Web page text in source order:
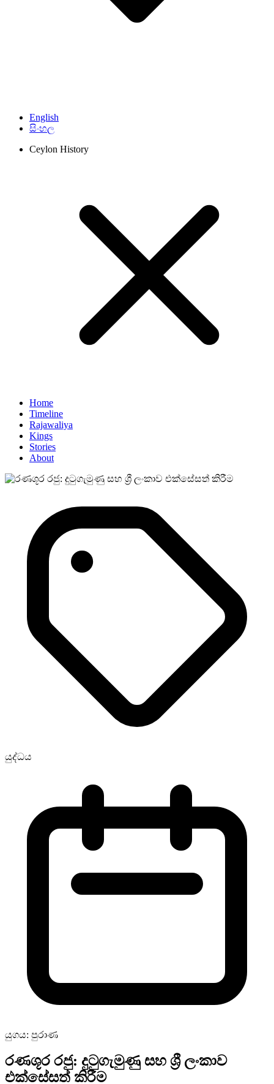
English
සිංහල
Ceylon History
Home
Timeline
Rajawaliya
Kings
Stories
About
යුද්ධය
යුගය: පුරාණ
රණශූර රජු: දුටුගැමුණු සහ ශ්‍රී ලංකාව
එක්සේසත් කිරීම